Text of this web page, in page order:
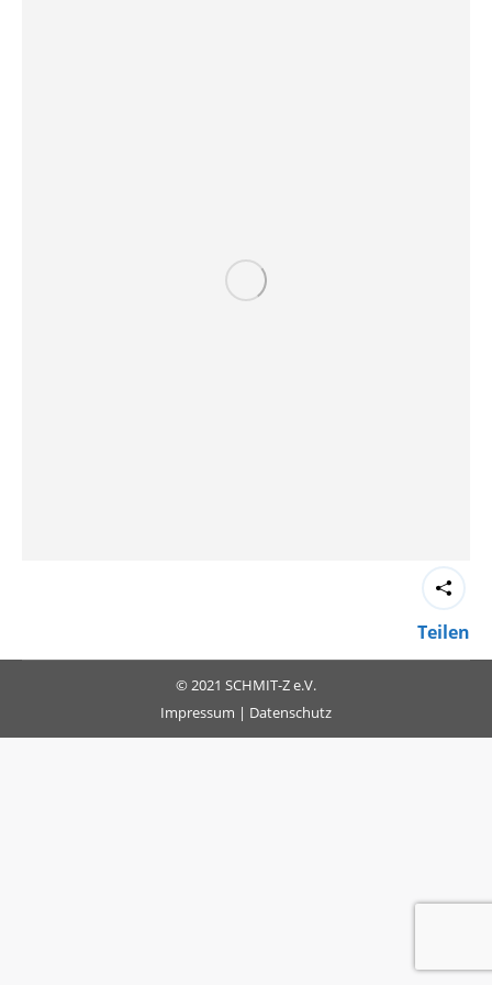
Teilen
© 2021 SCHMIT-Z e.V.
Impressum | Datenschutz